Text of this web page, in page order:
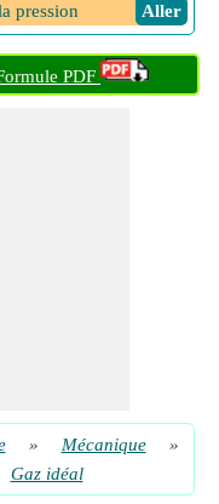
pression ​ Aller
​ Aller
du gaz parfait ​ Aller
PDF
» Mécanique
»
Gaz idéal